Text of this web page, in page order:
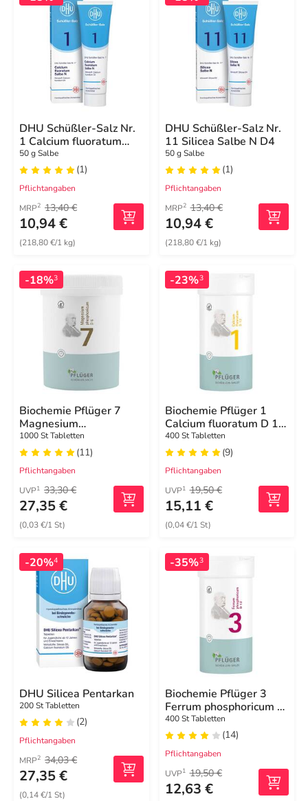
DHU Schüßler-Salz Nr.
1 Calcium fluoratum
Salbe N D4
50 g Salbe
(1)
Pflichtangaben
MRP2 13,40 €
10,94 €
(218,80 €/1 kg)
DHU Schüßler-Salz Nr.
11 Silicea Salbe N D4
50 g Salbe
(1)
Pflichtangaben
MRP2 13,40 €
10,94 €
(218,80 €/1 kg)
-18%3
Biochemie Pflüger 7
Magnesium
phosphoricum D 6
Tabletten
1000 St Tabletten
(11)
Pflichtangaben
UVP1 33,30 €
27,35 €
(0,03 €/1 St)
-23%3
Biochemie Pflüger 1
Calcium fluoratum D 12
Tabletten
400 St Tabletten
(9)
Pflichtangaben
UVP1 19,50 €
15,11 €
(0,04 €/1 St)
-20%4
DHU Silicea Pentarkan
200 St Tabletten
(2)
Pflichtangaben
MRP2 34,03 €
27,35 €
(0,14 €/1 St)
-35%3
Biochemie Pflüger 3
Ferrum phosphoricum D
12 Tabletten
400 St Tabletten
(14)
Pflichtangaben
UVP1 19,50 €
12,63 €